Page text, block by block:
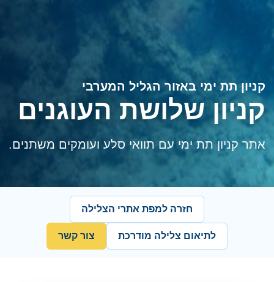
קניון תת ימי באזור הגליל המערבי
קניון שלושת העוגנים
אתר קניון תת ימי עם תוואי סלע ועומקים משתנים.
חזרה למפת אתרי הצלילה
לתיאום צלילה מודרכת צור קשר